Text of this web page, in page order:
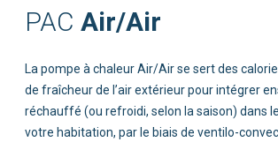
Air/Air